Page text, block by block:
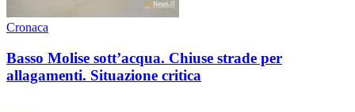
Cronaca
Basso Molise sott’acqua. Chiuse strade per
allagamenti. Situazione critica